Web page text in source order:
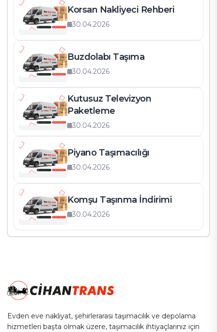
Korsan Nakliyeci Rehberi
30.04.2026
Buzdolabı Taşıma
30.04.2026
Kutusuz Televizyon
Paketleme
30.04.2026
Piyano Taşımacılığı
30.04.2026
Komşu Taşınma İndirimi
30.04.2026
Evden eve nakliyat, şehirlerarası taşımacılık ve depolama
hizmetleri başta olmak üzere, taşımacılık ihtiyaçlarınız için